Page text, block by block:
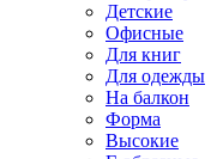
Детские
Офисные
Для книг
Для одежды
На балкон
Форма
Высокие